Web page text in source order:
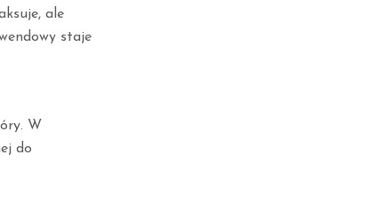
ale
staje
W
do